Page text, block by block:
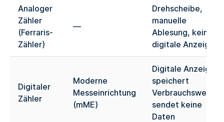
Analoger
Zähler
(Ferraris-
Zähler)
—
Drehscheibe,
manuelle
Ablesung, keine
digitale Anzeige
Digitaler
Zähler
Moderne
Messeinrichtung
(mME)
Digitale Anzeige,
speichert
Verbrauchswerte,
sendet keine
Daten